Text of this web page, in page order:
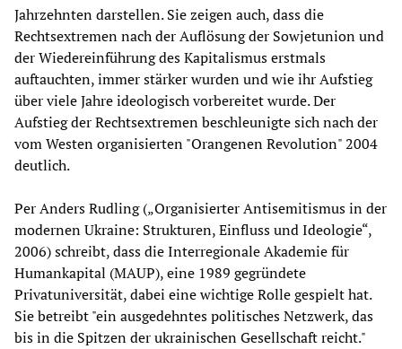
Jahrzehnten darstellen. Sie zeigen auch, dass die
Rechtsextremen nach der Auflösung der Sowjetunion und
der Wiedereinführung des Kapitalismus erstmals
auftauchten, immer stärker wurden und wie ihr Aufstieg
über viele Jahre ideologisch vorbereitet wurde. Der
Aufstieg der Rechtsextremen beschleunigte sich nach der
vom Westen organisierten "Orangenen Revolution" 2004
deutlich.
Per Anders Rudling („Organisierter Antisemitismus in der
modernen Ukraine: Strukturen, Einfluss und Ideologie“,
2006) schreibt, dass die Interregionale Akademie für
Humankapital (MAUP), eine 1989 gegründete
Privatuniversität, dabei eine wichtige Rolle gespielt hat.
Sie betreibt "ein ausgedehntes politisches Netzwerk, das
bis in die Spitzen der ukrainischen Gesellschaft reicht."